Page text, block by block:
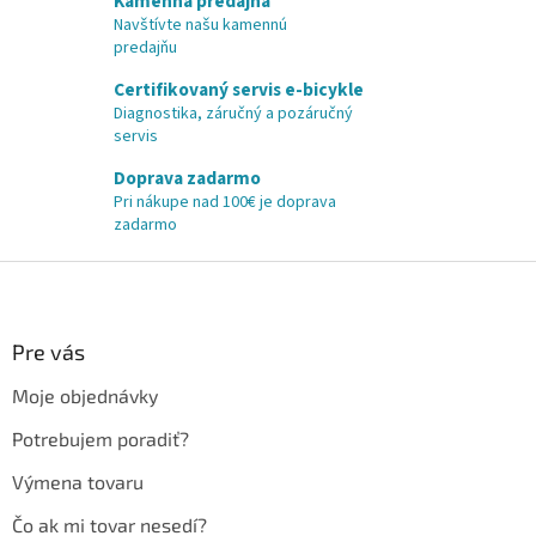
Navštívte našu kamennú
predajňu
Certifikovaný servis e-bicykle
Diagnostika, záručný a pozáručný
servis
Doprava zadarmo
Pri nákupe nad 100€ je doprava
zadarmo
Pre vás
Moje objednávky
Potrebujem poradiť?
Výmena tovaru
Čo ak mi tovar nesedí?